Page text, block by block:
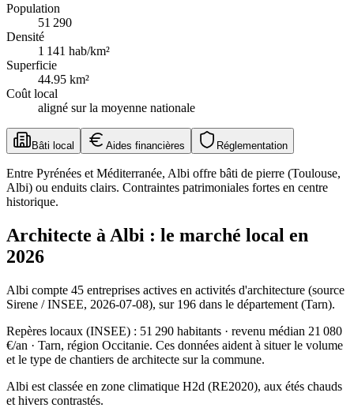
Population
51 290
Densité
1 141 hab/km²
Superficie
44.95 km²
Coût local
aligné sur la moyenne nationale
Bâti local Aides financières Réglementation
Entre Pyrénées et Méditerranée, Albi offre bâti de pierre (Toulouse,
Albi) ou enduits clairs. Contraintes patrimoniales fortes en centre
historique.
Architecte à Albi : le marché local en
2026
Albi compte 45 entreprises actives en activités d'architecture (source
Sirene / INSEE, 2026-07-08), sur 196 dans le département (Tarn).
Repères locaux (INSEE) : 51 290 habitants · revenu médian 21 080
€/an · Tarn, région Occitanie. Ces données aident à situer le volume
et le type de chantiers de architecte sur la commune.
Albi est classée en zone climatique H2d (RE2020), aux étés chauds
et hivers contrastés.